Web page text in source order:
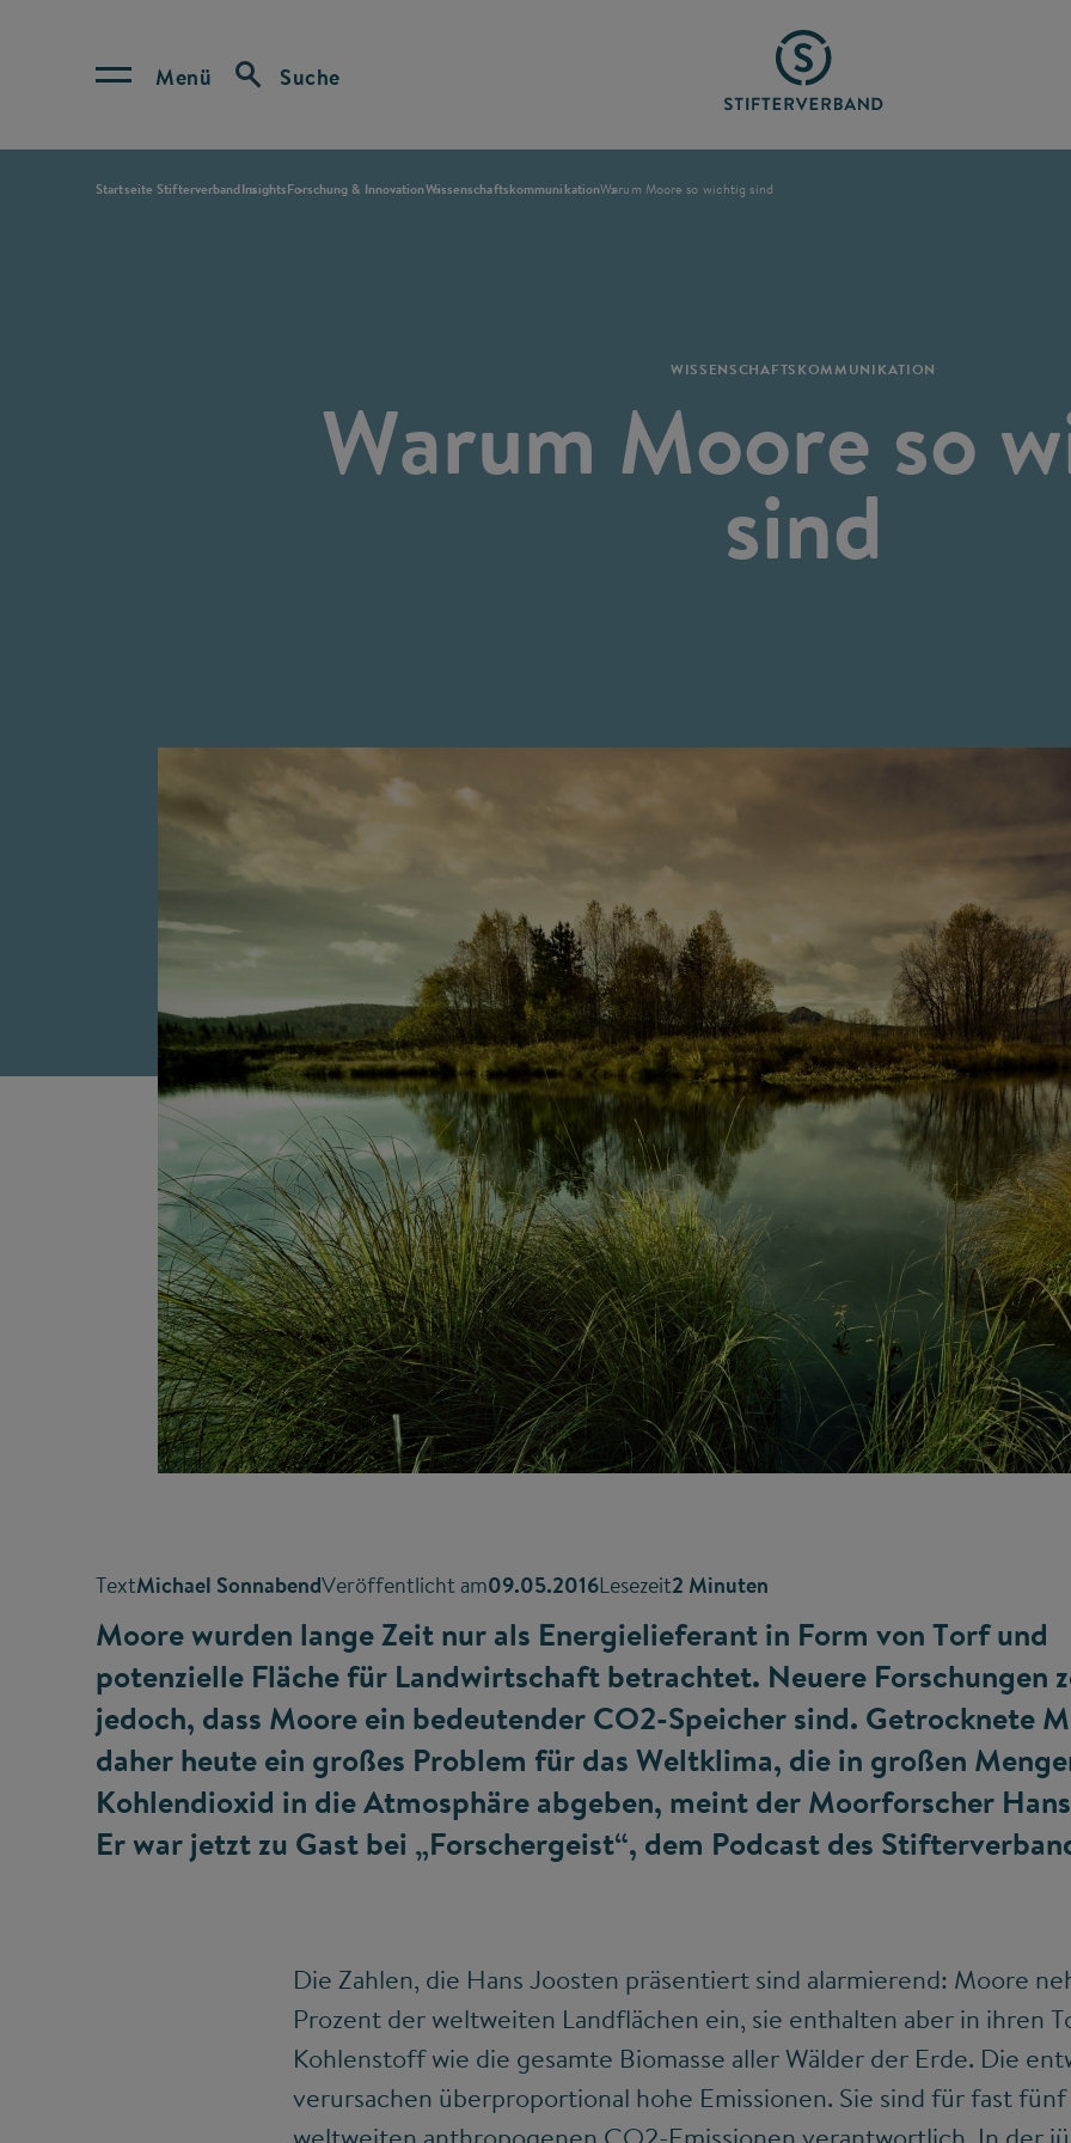
Menü Suche
Startseite StifterverbandInsightsForschung & InnovationWissenschaftskommunikationWarum Moore so wichtig sind
WISSENSCHAFTSKOMMUNIKATION
Warum Moore so
sind
TextMichael SonnabendVeröffentlicht am09.05.2016Lesezeit2 Minuten
Moore wurden lange Zeit nur als Energielieferant in Form von Torf und
potenzielle Fläche für Landwirtschaft betrachtet. Neuere Forschungen
jedoch, dass Moore ein bedeutender CO2-Speicher sind. Getrocknete
daher heute ein großes Problem für das Weltklima, die in großen
Kohlendioxid in die Atmosphäre abgeben, meint der Moorforscher
Er war jetzt zu Gast bei „Forschergeist“, dem Podcast des
Die Zahlen, die Hans Joosten präsentiert sind alarmierend: Moore
Prozent der weltweiten Landflächen ein, sie enthalten aber in ihren
Kohlenstoff wie die gesamte Biomasse aller Wälder der Erde. Die
verursachen überproportional hohe Emissionen. Sie sind für fast